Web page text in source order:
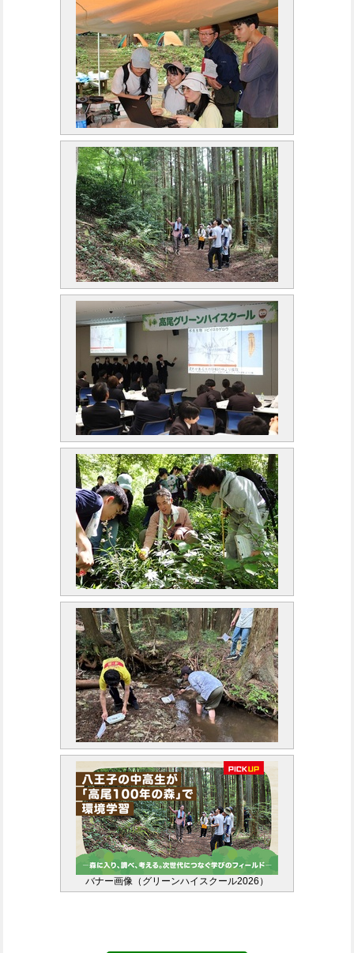
バナー画像（グリーンハイスクール2026）